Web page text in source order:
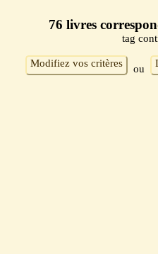
76 livres
tag
Modifiez vos critères ou